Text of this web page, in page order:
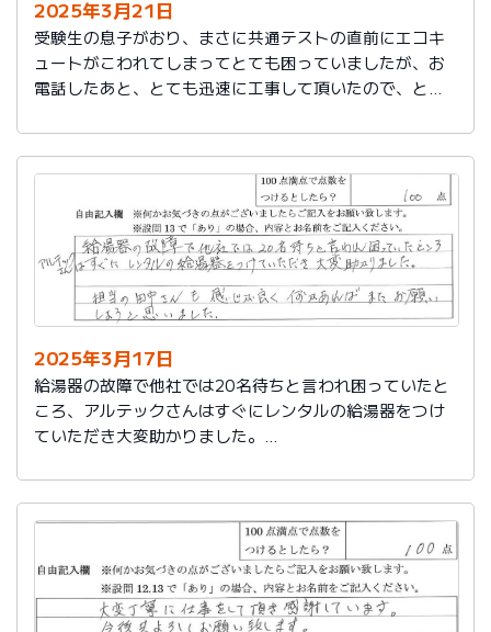
2025年3月21日
受験生の息子がおり、まさに共通テストの直前にエコキ
ュートがこわれてしまってとても困っていましたが、お
電話したあと、とても迅速に工事して頂いたので、とて
対応もていねいして頂き、初めて利用させて頂きました
が不安になることなく工事完了してもらい、本当にあり
2025年3月17日
給湯器の故障で他社では20名待ちと言われ困っていたと
ころ、アルテックさんはすぐにレンタルの給湯器をつけ
ていただき大変助かりました。
うと思いました。